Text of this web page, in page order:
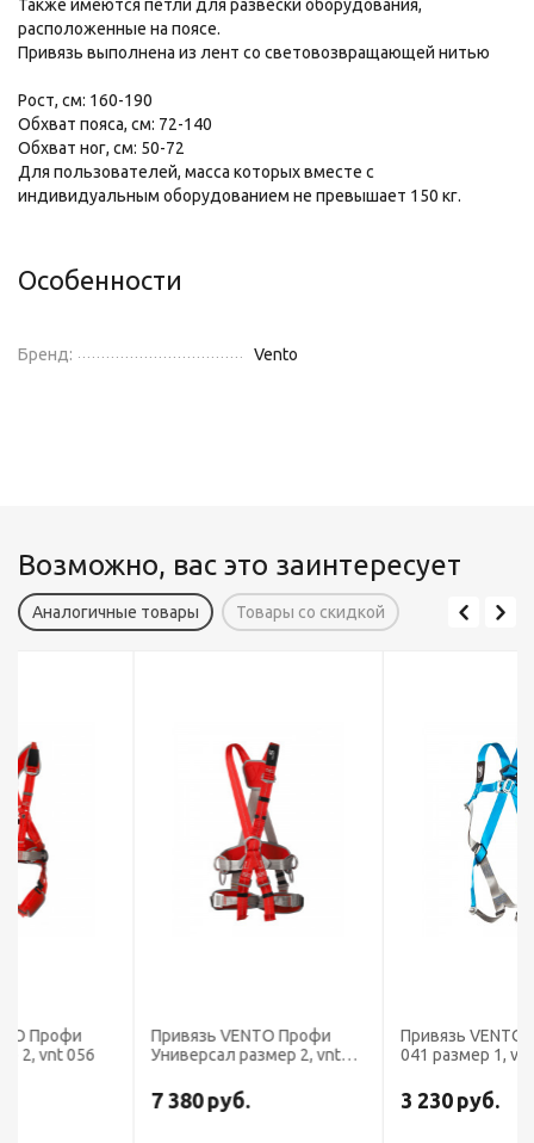
Также имеются петли для развески оборудования,
расположенные на поясе.
Привязь выполнена из лент со световозвращающей нитью
Рост, см: 160-190
Обхват пояса, см: 72-140
Обхват ног, см: 50-72
Для пользователей, масса которых вместе с
индивидуальным оборудованием не превышает 150 кг.
Особенности
Бренд: Vento
Возможно, вас это заинтересует
Аналогичные товары Товары со скидкой
Привязь VENTO Профи
Универсал размер 2, vnt
Привязь VENTO Высота
041 размер 1, vst 041